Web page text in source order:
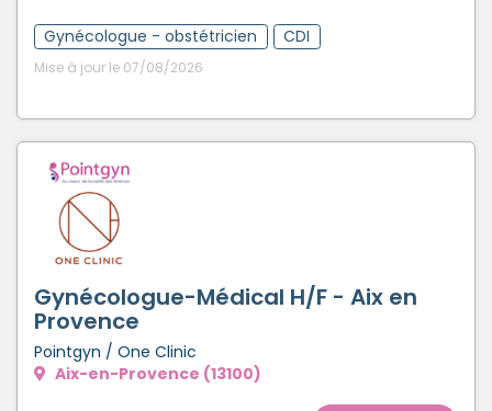
Gynécologue - obstétricien CDI
Mise à jour le 07/08/2026
Gynécologue-Médical H/F - Aix en
Provence
Pointgyn / One Clinic
Aix-en-Provence (13100)